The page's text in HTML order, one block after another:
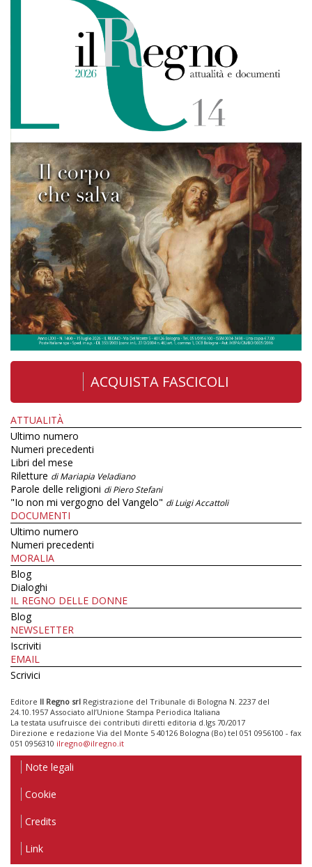
ACQUISTA FASCICOLI
ATTUALITÀ
Ultimo numero
Numeri precedenti
Libri del mese
Riletture di Mariapia Veladiano
Parole delle religioni di Piero Stefani
"Io non mi vergogno del Vangelo" di Luigi Accattoli
DOCUMENTI
Ultimo numero
Numeri precedenti
MORALIA
Blog
Dialoghi
IL REGNO DELLE DONNE
Blog
NEWSLETTER
Iscriviti
EMAIL
Scrivici
Editore Il Regno srl Registrazione del Tribunale di Bologna N. 2237 del
24.10.1957 Associato all’Unione Stampa Periodica Italiana
La testata usufruisce dei contributi diretti editoria d.lgs 70/2017
Direzione e redazione Via del Monte 5 40126 Bologna (Bo) tel 051 0956100 - fax
051 0956310 ilregno@ilregno.it
Note legali
Cookie
Credits
Link